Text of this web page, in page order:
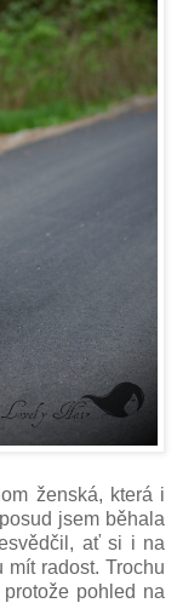
ženská, která i
jsem běhala
ať si i na
radost. Trochu
pohled na